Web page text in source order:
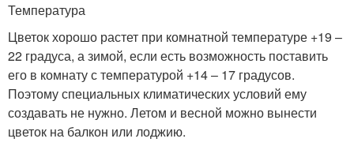
Температура
Цветок хорошо растет при комнатной температуре +19 –
22 градуса, а зимой, если есть возможность поставить
его в комнату с температурой +14 – 17 градусов.
Поэтому специальных климатических условий ему
создавать не нужно. Летом и весной можно вынести
цветок на балкон или лоджию.